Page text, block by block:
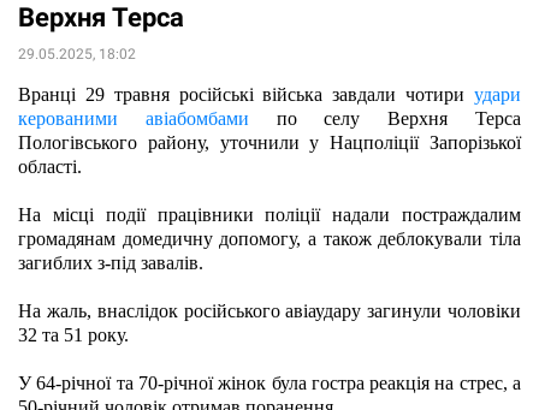
Верхня Терса
29.05.2025, 18:02
Вранці 29 травня російські війська завдали чотири удари
керованими авіабомбами по селу Верхня Терса
Пологівського району, уточнили у Нацполіції Запорізької
області.
На місці події працівники поліції надали постраждалим
громадянам домедичну допомогу, а також деблокували тіла
загиблих з-під завалів.
На жаль, внаслідок російського авіаудару загинули чоловіки
32 та 51 року.
У 64-річної та 70-річної жінок була гостра реакція на стрес, а